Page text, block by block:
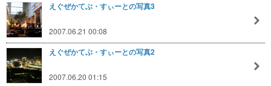
えぐぜかてぶ・すぃーとの写真3
2007.06.21 00:08
えぐぜかてぶ・すぃーとの写真2
2007.06.20 01:15